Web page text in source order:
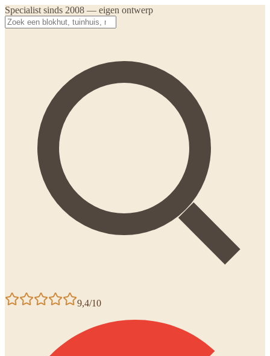
Specialist sinds 2008 — eigen ontwerp
9,4/10